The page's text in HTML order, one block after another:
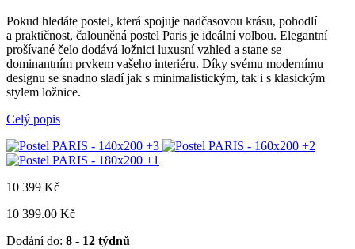
Pokud hledáte postel, která spojuje nadčasovou krásu, pohodlí
a praktičnost, čalouněná postel Paris je ideální volbou. Elegantní
prošívané čelo dodává ložnici luxusní vzhled a stane se
dominantním prvkem vašeho interiéru. Díky svému modernímu
designu se snadno sladí jak s minimalistickým, tak i s klasickým
stylem ložnice.
Celý popis
+3
+2
+1
10 399 Kč
10 399.00 Kč
Dodání do: 8 - 12 týdnů